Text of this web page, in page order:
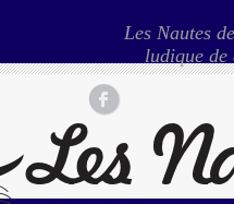
Les Nautes
ludique